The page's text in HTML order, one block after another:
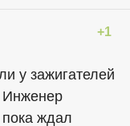
+1
у зажигателей
Инженер
ждал